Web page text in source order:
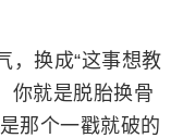
，换成“这事想教
你就是脱胎换骨
那个一戳就破的